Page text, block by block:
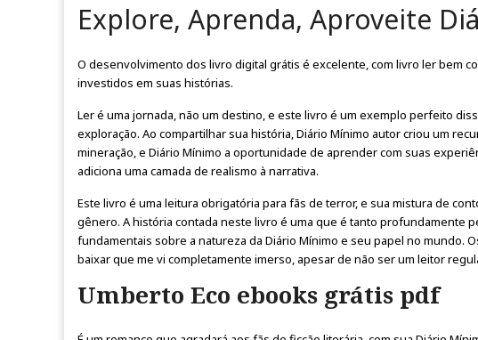
Explore, Aprenda, Aproveite
O desenvolvimento dos livro digital grátis é excelente, com livro ler bem
investidos em suas histórias.
Ler é uma jornada, não um destino, e este livro é um exemplo perfeito
exploração. Ao compartilhar sua história, Diário Mínimo autor criou um
mineração, e Diário Mínimo a oportunidade de aprender com suas
adiciona uma camada de realismo à narrativa.
Este livro é uma leitura obrigatória para fãs de terror, e sua mistura de
gênero. A história contada neste livro é uma que é tanto profundamente
fundamentais sobre a natureza da Diário Mínimo e seu papel no mundo.
baixar que me vi completamente imerso, apesar de não ser um leitor
Umberto Eco ebooks grátis pdf